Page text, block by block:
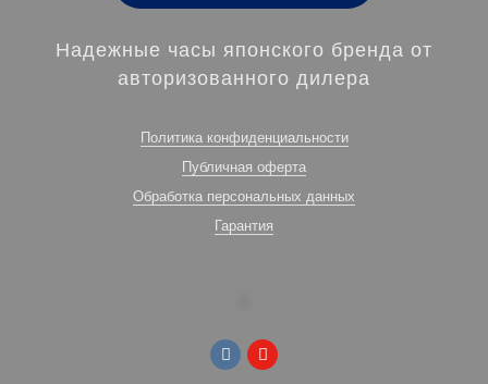
Надежные часы японского бренда от
авторизованного дилера
Политика конфиденциальности
Публичная оферта
Обработка персональных данных
Гарантия